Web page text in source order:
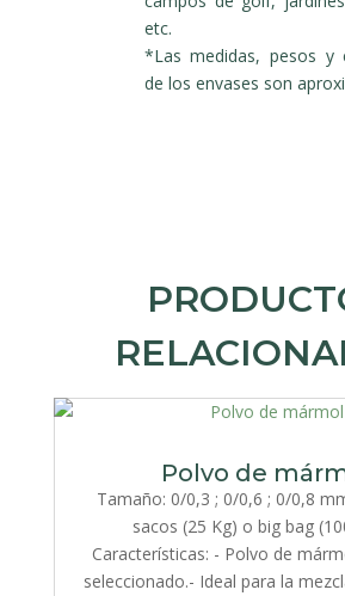
etc.
*Las medidas, pesos y
de los envases son
Polvo de
Tamaño: 0/0,3 ; 0/0,6 ; 0/0,8
sacos (25 Kg) o big bag
Características: - Polvo de
seleccionado.- Ideal para la